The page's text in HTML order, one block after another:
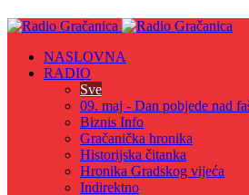
NASLOVNA
RADIO
Sve
09. maj - Dan pobjede nad
Biznis Info
Gračanička hronika
Historijska čitanka
Hronika Gradskog vijeća
Indirektno